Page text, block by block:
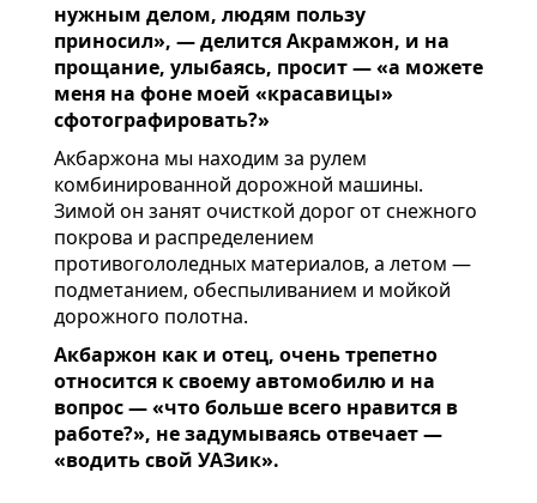
нужным делом, людям пользу
приносил», — делится Акрамжон, и на
прощание, улыбаясь, просит — «а можете
меня на фоне моей «красавицы»
сфотографировать?»
Акбаржона мы находим за рулем
комбинированной дорожной машины.
Зимой он занят очисткой дорог от снежного
покрова и распределением
противогололедных материалов, а летом —
подметанием, обеспыливанием и мойкой
дорожного полотна.
Акбаржон как и отец, очень трепетно
относится к своему автомобилю и на
вопрос — «что больше всего нравится в
работе?», не задумываясь отвечает —
«водить свой УАЗик».